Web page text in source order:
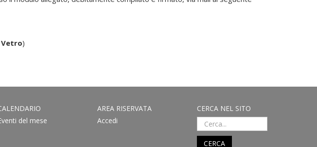
)
del mese
AREA RISERVATA
Accedi
CERCA NEL SITO
CERCA